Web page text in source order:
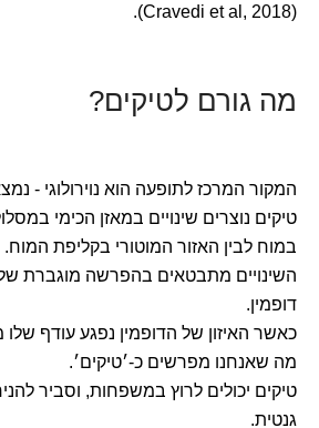
(Cravedi et al, 2018).
מה גורם לטיקים?
המקור המרכז לתופעה הוא נוירולוגי -
טיקים נוצרים שינויים במאזן הכימי
במוח לבין האזור המוטורי בקליפת המוח.
השינויים מתבטאים בהפרשה מוגברת
דופמין.
כאשר האיזון של הדופמין נפגע עודף שלו
מה שאנחנו מפרשים כ-׳טיקים׳.
טיקים יכולים לרוץ במשפחות, וסביר
גנטית.